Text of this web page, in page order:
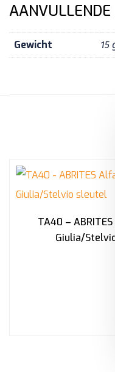
AANVULLENDE
Gewicht 15
TA40 –
Giulia/